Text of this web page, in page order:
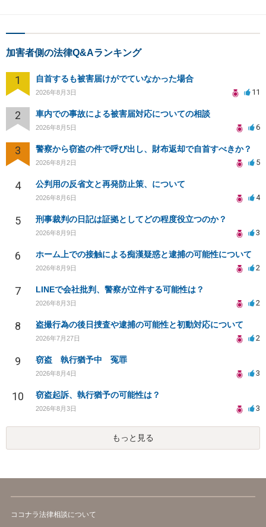
加害者側の法律Q&Aランキング
1 自首するも被害届けがでていなかった場合
2026年8月3日 11
2 車内での事故による被害届対応についての相談
2026年8月5日 6
3 警察から窃盗の件で呼び出し、財布返却で自首すべきか？
2026年8月2日 5
4 公判用の反省文と再発防止策、について
2026年8月6日 4
5 刑事裁判の日記は証拠としてどの程度役立つのか？
2026年8月9日 3
6 ホーム上での接触による痴漢疑惑と逮捕の可能性について
2026年8月9日 2
7 LINEで会社批判、警察が立件する可能性は？
2026年8月3日 2
8 盗撮行為の後日捜査や逮捕の可能性と初動対応について
2026年7月27日 2
9 窃盗 執行猶予中 冤罪
2026年8月4日 3
10 窃盗起訴、執行猶予の可能性は？
2026年8月3日 3
もっと見る
ココナラ法律相談について